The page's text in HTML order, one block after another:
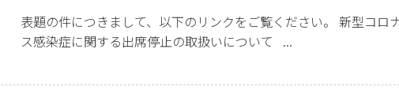
表題の件につきまして、以下のリンクをご覧ください。 新型コロ
ス感染症に関する出席停止の取扱いについて ...